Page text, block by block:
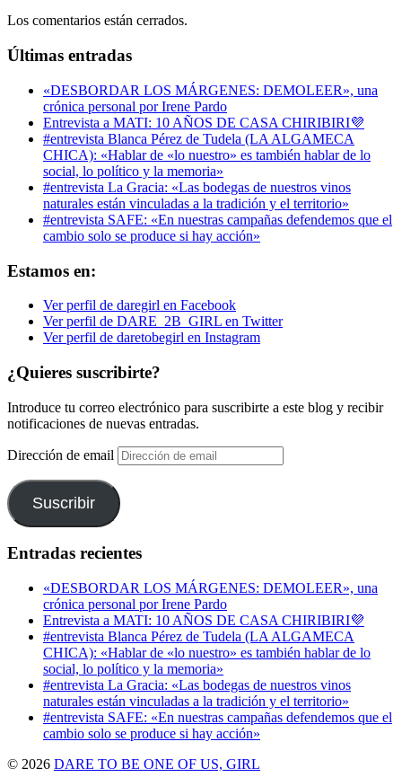
Los comentarios están cerrados.
Últimas entradas
«DESBORDAR LOS MÁRGENES: DEMOLEER», una
crónica personal por Irene Pardo
Entrevista a MATI: 10 AÑOS DE CASA CHIRIBIRI💜
#entrevista Blanca Pérez de Tudela (LA ALGAMECA
CHICA): «Hablar de «lo nuestro» es también hablar de lo
social, lo político y la memoria»
#entrevista La Gracia: «Las bodegas de nuestros vinos
naturales están vinculadas a la tradición y el territorio»
#entrevista SAFE: «En nuestras campañas defendemos que el
cambio solo se produce si hay acción»
Estamos en:
Ver perfil de daregirl en Facebook
Ver perfil de DARE_2B_GIRL en Twitter
Ver perfil de daretobegirl en Instagram
¿Quieres suscribirte?
Introduce tu correo electrónico para suscribirte a este blog y recibir
notificaciones de nuevas entradas.
Dirección de email
Suscribir
Entradas recientes
«DESBORDAR LOS MÁRGENES: DEMOLEER», una
crónica personal por Irene Pardo
Entrevista a MATI: 10 AÑOS DE CASA CHIRIBIRI💜
#entrevista Blanca Pérez de Tudela (LA ALGAMECA
CHICA): «Hablar de «lo nuestro» es también hablar de lo
social, lo político y la memoria»
#entrevista La Gracia: «Las bodegas de nuestros vinos
naturales están vinculadas a la tradición y el territorio»
#entrevista SAFE: «En nuestras campañas defendemos que el
cambio solo se produce si hay acción»
© 2026 DARE TO BE ONE OF US, GIRL